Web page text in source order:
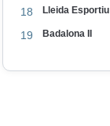
18 Lleida Esportiu
19 Badalona II